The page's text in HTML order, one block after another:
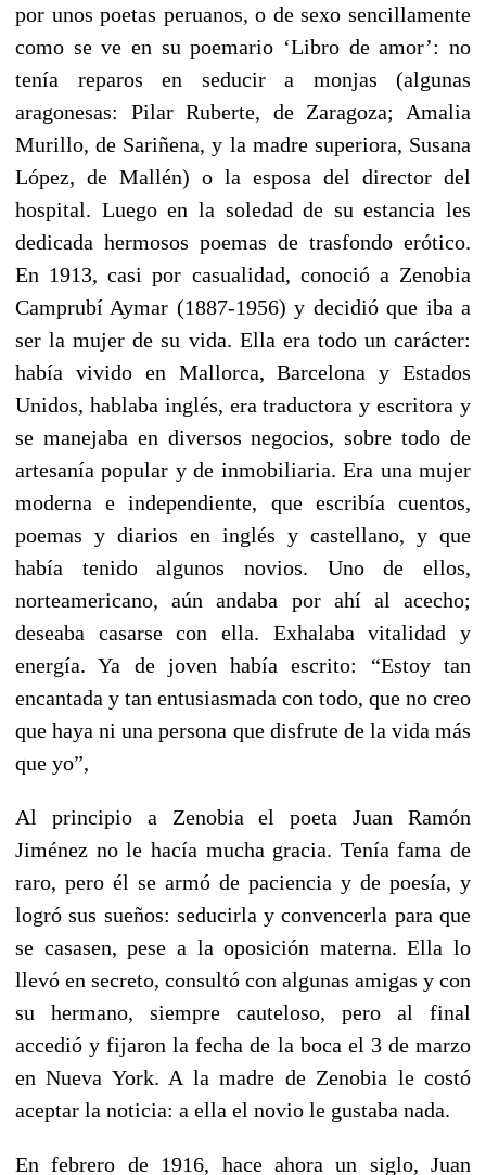
por unos poetas peruanos, o de sexo sencillamente
como se ve en su poemario ‘Libro de amor’: no
tenía reparos en seducir a monjas (algunas
aragonesas: Pilar Ruberte, de Zaragoza; Amalia
Murillo, de Sariñena, y la madre superiora, Susana
López, de Mallén) o la esposa del director del
hospital. Luego en la soledad de su estancia les
dedicada hermosos poemas de trasfondo erótico.
En 1913, casi por casualidad, conoció a Zenobia
Camprubí Aymar (1887-1956) y decidió que iba a
ser la mujer de su vida. Ella era todo un carácter:
había vivido en Mallorca, Barcelona y Estados
Unidos, hablaba inglés, era traductora y escritora y
se manejaba en diversos negocios, sobre todo de
artesanía popular y de inmobiliaria. Era una mujer
moderna e independiente, que escribía cuentos,
poemas y diarios en inglés y castellano, y que
había tenido algunos novios. Uno de ellos,
norteamericano, aún andaba por ahí al acecho;
deseaba casarse con ella. Exhalaba vitalidad y
energía. Ya de joven había escrito: “Estoy tan
encantada y tan entusiasmada con todo, que no creo
que haya ni una persona que disfrute de la vida más
que yo”,
Al principio a Zenobia el poeta Juan Ramón
Jiménez no le hacía mucha gracia. Tenía fama de
raro, pero él se armó de paciencia y de poesía, y
logró sus sueños: seducirla y convencerla para que
se casasen, pese a la oposición materna. Ella lo
llevó en secreto, consultó con algunas amigas y con
su hermano, siempre cauteloso, pero al final
accedió y fijaron la fecha de la boca el 3 de marzo
en Nueva York. A la madre de Zenobia le costó
aceptar la noticia: a ella el novio le gustaba nada.
En febrero de 1916, hace ahora un siglo, Juan